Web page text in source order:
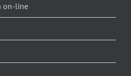
on-line